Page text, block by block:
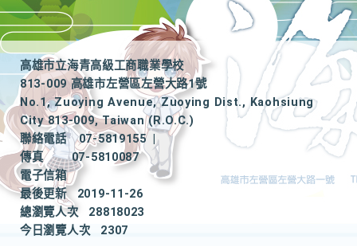
高雄市立海青高級工商職業學校
813-009 高雄市左營區左營大路1號
No.1, Zuoying Avenue, Zuoying Dist., Kaohsiung
City 813-009, Taiwan (R.O.C.)
聯絡電話
07-5819155
|
傳真
07-5810087
電子信箱
最後更新
2019-11-26
總瀏覽人次
28818023
今日瀏覽人次
2307